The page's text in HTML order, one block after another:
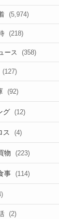
(5,974)
(218)
ース (358)
(127)
(92)
グ (12)
ス (4)
物 (223)
事 (114)
(2)